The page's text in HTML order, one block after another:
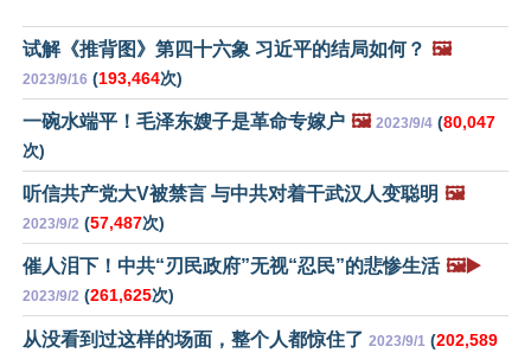
试解《推背图》第四十六象 习近平的结局如何？ 🖼️
2023/9/16 (193,464次)
一碗水端平！毛泽东嫂子是革命专嫁户 🖼️ 2023/9/4 (80,047
次)
听信共产党大V被禁言 与中共对着干武汉人变聪明 🖼️
2023/9/2 (57,487次)
催人泪下！中共“刃民政府”无视“忍民”的悲惨生活 🖼️▶️
2023/9/2 (261,625次)
从没看到过这样的场面，整个人都惊住了 2023/9/1 (202,589